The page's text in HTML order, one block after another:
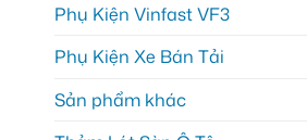
Phụ Kiện Vinfast VF3
Phụ Kiện Xe Bán Tải
Sản phẩm khác